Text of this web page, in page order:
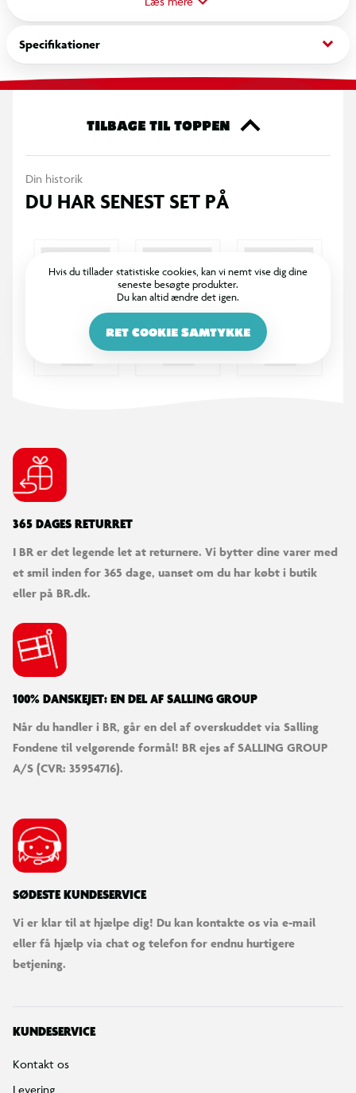
Troldmand – er IQ Bubbles perfekt til både børn og voksne!
Specifikationer keyboard_arrow_down
TILBAGE TIL TOPPEN
Din historik
DU HAR SENEST SET PÅ
Hvis du tillader statistiske cookies, kan vi nemt vise dig dine
seneste besøgte produkter.
Du kan altid ændre det igen.
RET COOKIE SAMTYKKE
365 DAGES RETURRET
I BR er det legende let at returnere. Vi bytter dine varer med
et smil inden for 365 dage, uanset om du har købt i butik
eller på BR.dk.
100% DANSKEJET: EN DEL AF SALLING GROUP
Når du handler i BR, går en del af overskuddet via Salling
Fondene til velgørende formål! BR ejes af SALLING GROUP
A/S (CVR: 35954716).
SØDESTE KUNDESERVICE
Vi er klar til at hjælpe dig! Du kan kontakte os via e-mail
eller få hjælp via chat og telefon for endnu hurtigere
betjening.
KUNDESERVICE
Kontakt os
Levering